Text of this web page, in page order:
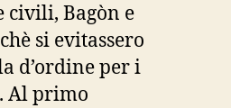
civili, Bagòn e
si evitassero
d’ordine per i
Al primo